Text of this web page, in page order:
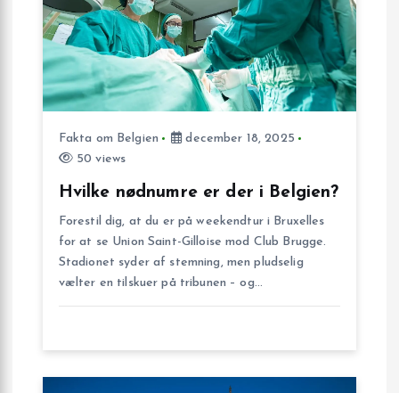
n
a
v
o
Fakta om Belgien
december 18, 2025
50 views
Hvilke nødnumre er der i Belgien?
Forestil dig, at du er på weekendtur i Bruxelles
for at se Union Saint-Gilloise mod Club Brugge.
Stadionet syder af stemning, men pludselig
vælter en tilskuer på tribunen – og…